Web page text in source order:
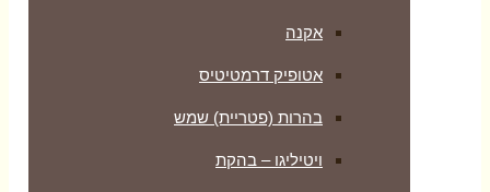
אקנה
אטופיק דרמטיטיס
בהרות (פטריית) שמש
ויטיליגו – בהקת